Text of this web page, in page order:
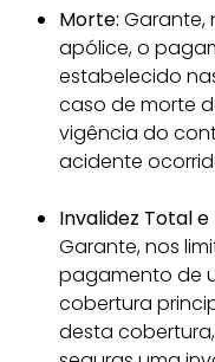
Morte: Garante,
apólice, o
estabelecido
caso de morte
vigência do
acidente
Invalidez Total
Garante, nos
pagamento de
cobertura
desta